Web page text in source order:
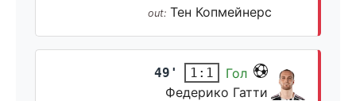
out: Тен Копмейнерс
49' 1:1
Гол
Федерико Гатти